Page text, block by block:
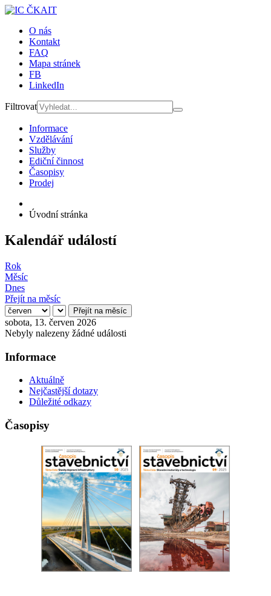
O nás
Kontakt
FAQ
Mapa stránek
FB
LinkedIn
Filtrovat
Informace
Vzdělávání
Služby
Ediční činnost
Časopisy
Prodej
Úvodní stránka
Kalendář událostí
Rok
Měsíc
Dnes
Přejít na měsíc
Přejít na měsíc
sobota, 13. červen 2026
Nebyly nalezeny žádné události
Informace
Aktuálně
Nejčastější dotazy
Důležité odkazy
Časopisy